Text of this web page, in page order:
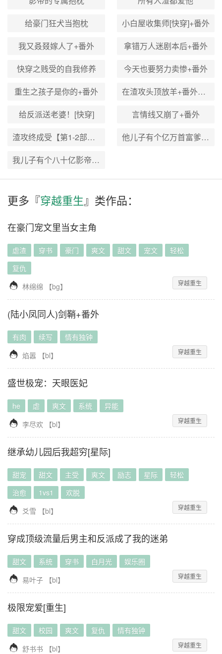
给豪门狂犬当抱枕
小白屋收集师[快穿]+番外
我又叒叕嫁人了+番外
拿错万人迷剧本后+番外
快穿之贱受的自我修养
今天也要努力卖惨+番外
重生之孩子是你的+番外
在渣攻头顶放羊+番外（在渣攻头顶放羊）
给反派送老婆！[快穿]
言情线又崩了+番外
渣攻终成受【第1-2部】+番外
他儿子有个亿万首富爹+番外
我儿子有个八十亿影帝爹+番外
更多『穿越重生 』类作品：
在豪门宠文里当女主角
虐渣 穿书 豪门 爽文 甜文 宠文
轻松
复仇
 林绵绵 【bg】 穿越重生
(陆小凤同人)剑鞘+番外
有肉 续写 情有独钟
 焰嚣 【bl】 穿越重生
盛世极宠：天眼医妃
he 虐 爽文 系统 异能
 李尽欢 【bl】 穿越重生
继承幼儿园后我超穷[星际]
甜宠 甜文 主受 爽文 励志 星际
轻松
治愈
1vs1 欢脱
 爻雪 【bl】 穿越重生
穿成顶级流量后男主和反派成了我的迷弟
甜文 系统 穿书 白月光 娱乐圈
 易叶子 【bl】 穿越重生
极限宠爱[重生]
甜文 校园 爽文 复仇 情有独钟
 舒书书 【bl】 穿越重生